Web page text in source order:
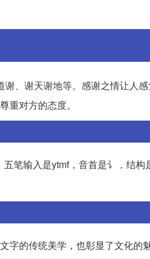
、谢天谢地等。感谢之情让人
重对方的态度。
笔输入是ytmf，音首是讠，结构
字的传统美学，也彰显了文化的